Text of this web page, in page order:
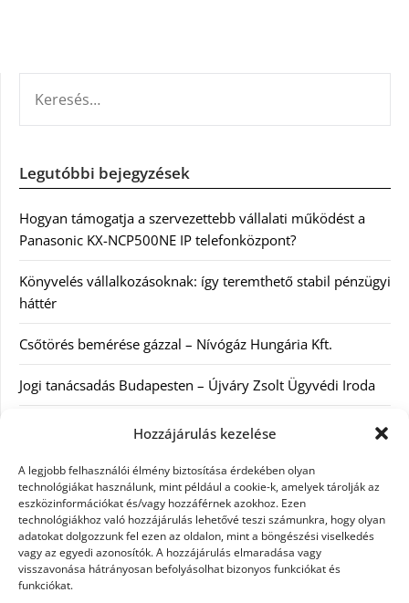
Hozzájárulás kezelése
A legjobb felhasználói élmény biztosítása érdekében olyan
technológiákat használunk, mint például a cookie-k, amelyek tárolják az
eszközinformációkat és/vagy hozzáférnek azokhoz. Ezen
technológiákhoz való hozzájárulás lehetővé teszi számunkra, hogy olyan
adatokat dolgozzunk fel ezen az oldalon, mint a böngészési viselkedés
vagy az egyedi azonosítók. A hozzájárulás elmaradása vagy
visszavonása hátrányosan befolyásolhat bizonyos funkciókat és
funkciókat.
Legutóbbi bejegyzések
Hogyan támogatja a szervezettebb vállalati működést a
Panasonic KX-NCP500NE IP telefonközpont?
Könyvelés vállalkozásoknak: így teremthető stabil pénzügyi
háttér
Csőtörés bemérése gázzal – Nívógáz Hungária Kft.
Jogi tanácsadás Budapesten – Újváry Zsolt Ügyvédi Iroda
Arckrémek – mit érdemes tudni az öregedés lassításáról és
Kategóriák
Egyéb kategória
Szolgáltatás